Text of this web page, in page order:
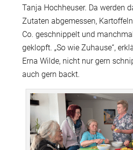
Tanja Hochheuser. Da werden
Zutaten abgemessen,
Co. geschnippelt und
geklopft. „So wie Zuhause“, erkl
Erna Wilde, nicht nur gern
auch gern backt.